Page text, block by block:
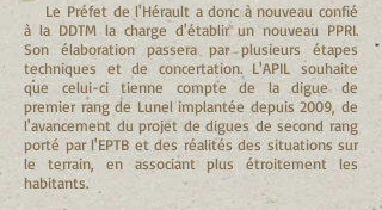
Le Préfet de l'Hérault a donc à nouveau confié
à la DDTM la charge d'établir un nouveau PPRI.
Son élaboration passera par plusieurs étapes
techniques et de concertation. L'APIL souhaite
que celui-ci tienne compte de la digue de
premier rang de Lunel implantée depuis 2009, de
l'avancement du projet de digues de second rang
porté par l'EPTB et des réalités des situations sur
le terrain, en associant plus étroitement les
habitants.